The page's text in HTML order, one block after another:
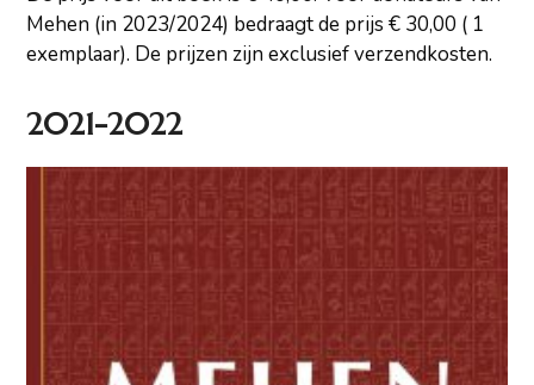
Mehen (in 2023/2024) bedraagt de prijs € 30,00 ( 1
exemplaar). De prijzen zijn exclusief verzendkosten.
2021-2022